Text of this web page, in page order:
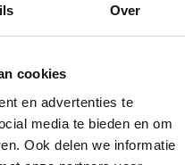
Over
cookies
en advertenties te
media te bieden en om
Ook delen we informatie
doen!